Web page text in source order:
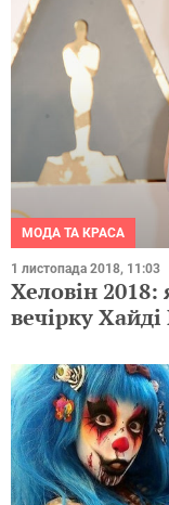
МОДА ТА КРАСА
1 листопада 2018, 11:03
Хеловін
вечірку